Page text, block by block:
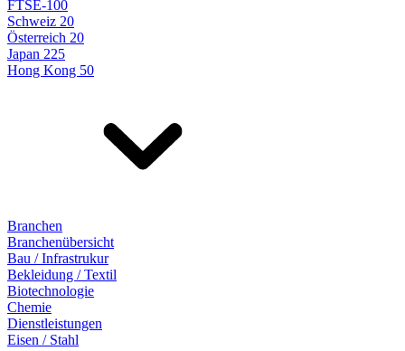
FTSE-100
Schweiz 20
Österreich 20
Japan 225
Hong Kong 50
Branchen
Branchenübersicht
Bau / Infrastrukur
Bekleidung / Textil
Biotechnologie
Chemie
Dienstleistungen
Eisen / Stahl